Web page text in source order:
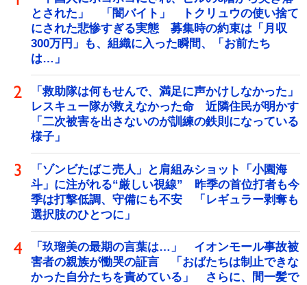
とされた」 「闇バイト」 トクリュウの使い捨て
にされた悲惨すぎる実態 募集時の約束は「月収
300万円」も、組織に入った瞬間、「お前たち
は…」
「救助隊は何もせんで、満足に声かけしなかった」
レスキュー隊が救えなかった命 近隣住民が明かす
「二次被害を出さないのが訓練の鉄則になっている
様子」
「ゾンビたばこ売人」と肩組みショット「小園海
斗」に注がれる“厳しい視線” 昨季の首位打者も今
季は打撃低調、守備にも不安 「レギュラー剥奪も
選択肢のひとつに」
「玖瑠美の最期の言葉は…」 イオンモール事故被
害者の親族が慟哭の証言 「おばたちは制止できな
かった自分たちを責めている」 さらに、間一髪で